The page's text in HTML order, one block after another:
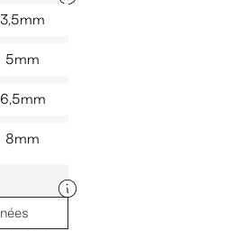
3,5mm
5mm
6,5mm
8mm